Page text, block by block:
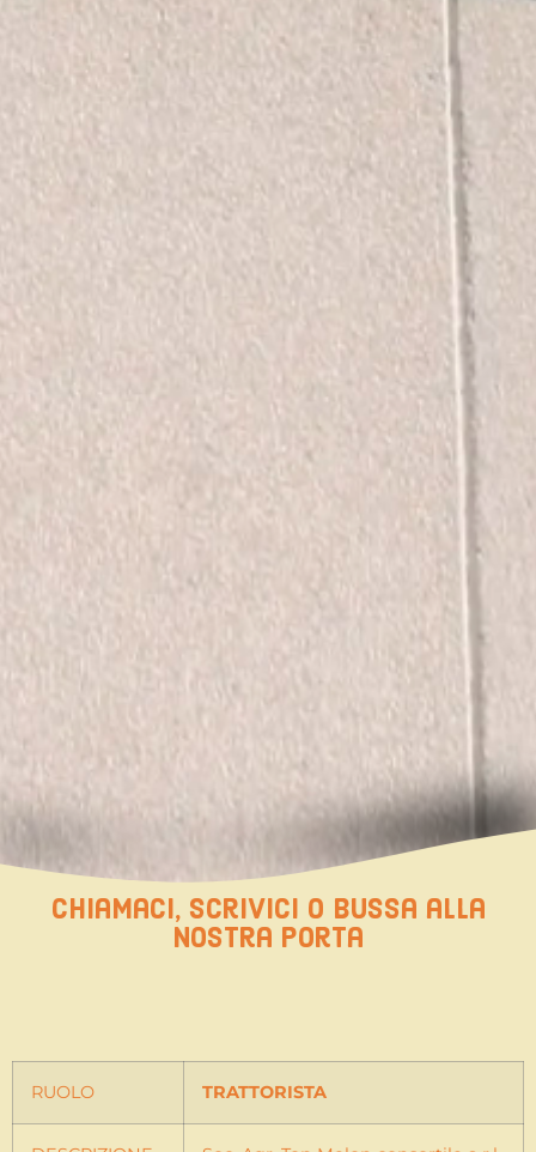
chiamaci, scrivici o bussa alla
nostra porta
RUOLO TRATTORISTA